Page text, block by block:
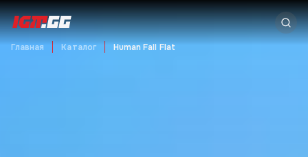
Главная Каталог Human Fall Flat